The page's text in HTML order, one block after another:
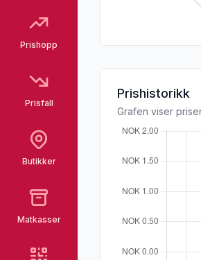
Prishopp
Prisfall
Butikker
Matkasser
Prishistorikk
Grafen viser